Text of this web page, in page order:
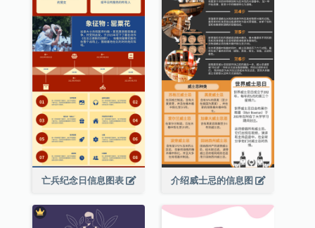
亡兵纪念日信息图表 介绍威士忌的信息图